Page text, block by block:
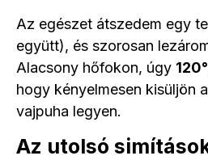
Az egészet átszedem egy
együtt), és szorosan
Alacsony hőfokon, úgy
hogy kényelmesen kisüljön
vajpuha legyen.
Az utolsó